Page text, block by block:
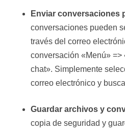
Enviar conversaciones
conversaciones pueden
través del correo
conversación «Menú»
chat». Simplemente
correo electrónico y
Guardar archivos y
copia de seguridad y